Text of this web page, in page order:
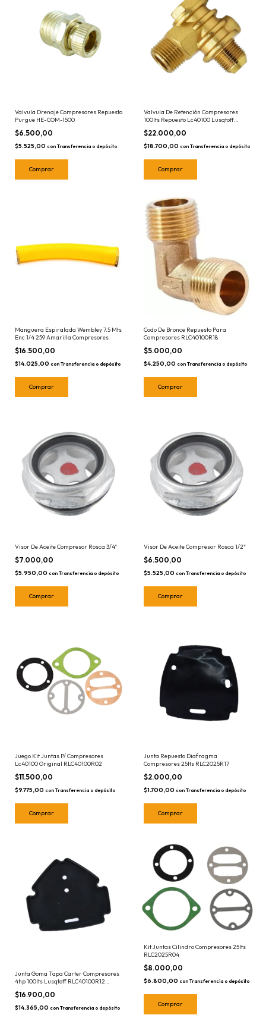
Valvula Drenaje Compresores Repuesto
Purgue HE-COM-1500
$6.500,00
$5.525,00 con Transferencia o depósito
Valvula De Retención Compresores
100lts Repuesto Lc40100 Lusqtoff
RLC40100R35
$22.000,00
$18.700,00 con Transferencia o depósito
Manguera Espiralada Wembley 7.5 Mts
Enc 1/4 259 Amarilla Compresores
$16.500,00
$14.025,00 con Transferencia o depósito
Codo De Bronce Repuesto Para
Compresores RLC40100R18
$5.000,00
$4.250,00 con Transferencia o depósito
Visor De Aceite Compresor Rosca 3/4"
$7.000,00
$5.950,00 con Transferencia o depósito
Visor De Aceite Compresor Rosca 1/2"
$6.500,00
$5.525,00 con Transferencia o depósito
Juego Kit Juntas P/ Compresores
Lc40100 Original RLC40100R02
$11.500,00
$9.775,00 con Transferencia o depósito
Junta Repuesto Diafragma
Compresores 25lts RLC2025R17
$2.000,00
$1.700,00 con Transferencia o depósito
Junta Goma Tapa Carter Compresores
4hp 100lts Lusqtoff RLC40100R12
Repuesto
$16.900,00
$14.365,00 con Transferencia o depósito
Kit Juntas Cilindro Compresores 25lts
RLC2025R04
$8.000,00
$6.800,00 con Transferencia o depósito